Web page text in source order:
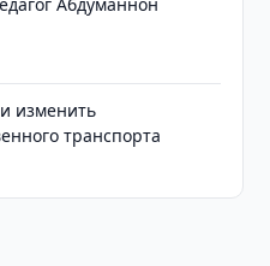
изменить
транспорта